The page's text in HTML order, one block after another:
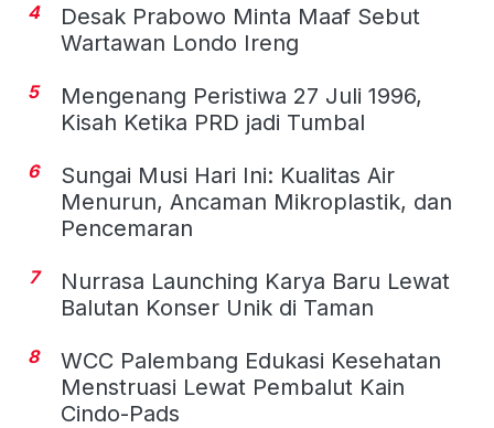
4
Desak Prabowo Minta Maaf Sebut
Wartawan Londo Ireng
5
Mengenang Peristiwa 27 Juli 1996,
Kisah Ketika PRD jadi Tumbal
6
Sungai Musi Hari Ini: Kualitas Air
Menurun, Ancaman Mikroplastik, dan
Pencemaran
7
Nurrasa Launching Karya Baru Lewat
Balutan Konser Unik di Taman
8
WCC Palembang Edukasi Kesehatan
Menstruasi Lewat Pembalut Kain
Cindo-Pads